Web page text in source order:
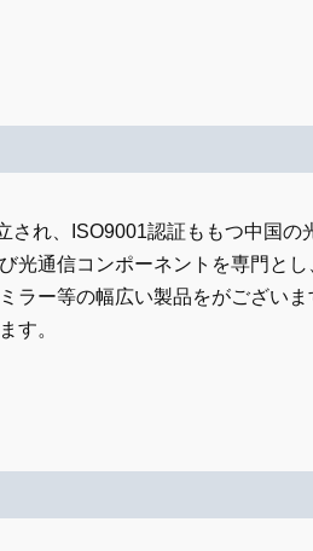
れ、ISO9001認証ももつ中国の
光通信コンポーネントを専門とし
ラー等の幅広い製品をがござい
す。